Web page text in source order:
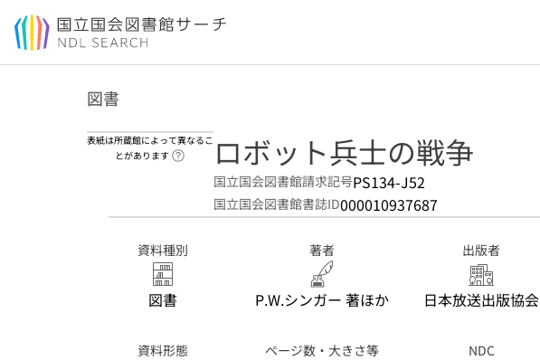
本文へ移動
図書
表紙は所蔵館によって異なるこ
とがあります
ヘルプページへのリンク
ロボット兵士の戦争
国立国会図書館請求記号PS134-J52
国立国会図書館書誌ID000010937687
資料種別
図書
著者
P.W.シンガー 著ほか
出版者
日本放送出版協会
資料形態 ページ数・大きさ等 NDC